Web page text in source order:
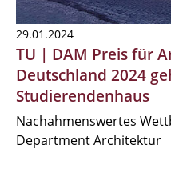
29.01.2024
TU | DAM Preis für
Deutschland 2024
Studierendenhaus
Nachahmenswertes
Department Architektur